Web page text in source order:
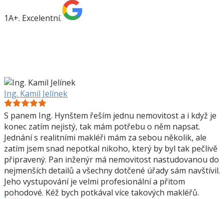
1A+. Excelentní.
Ing. Kamil Jelínek
S panem Ing. Hynštem řeším jednu nemovitost a i když je
konec zatím nejistý, tak mám potřebu o něm napsat.
Jednání s realitními makléři mám za sebou několik, ale
zatím jsem snad nepotkal nikoho, který by byl tak pečlivě
připravený. Pan inženýr má nemovitost nastudovanou do
nejmenších detailů a všechny dotčené úřady sám navštívil.
Jeho vystupování je velmi profesionální a přitom
pohodové. Kéž bych potkával více takových makléřů.